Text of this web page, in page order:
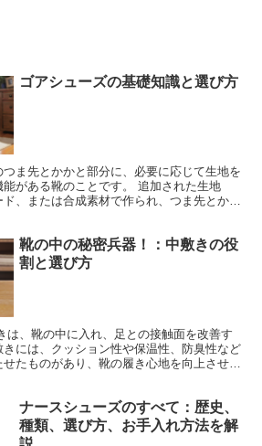
ゴアシューズの基礎知識と選び方
ま先とかかと部分に、必要に応じて生地を
がある靴のことです。 追加された生地
、または合成素材で作られ、つま先とかか
が必要な靴に使われますが、時にはよりカジ
。 ゴアシューズの主な利点
することです。つま先と踵の部分には常に
この部分の保護は特に重要です。ゴアシュー
りとした保護を提供してくれるので、怪我
できます。これは、つま先をぶつけたり、
のある仕事をしている場合に特に重要で
靴の中の秘密兵器！：中敷きの役
割と選び方
には、クッション性や保温性、防臭性など
たものがあり、靴の履き心地を向上させた
にセットされているものです。インソール
わせて作られており、靴のフィット感を向上
ナースシューズのすべて：歴史、
種類、選び方、お手入れ方法を解